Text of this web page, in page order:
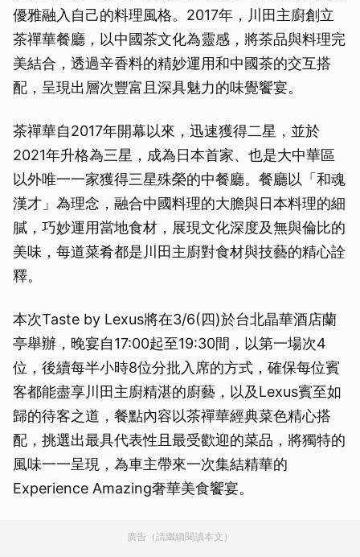
優雅融入自己的料理風格。2017年，川田主廚創立
茶禪華餐廳，以中國茶文化為靈感，將茶品與料理完
美結合，透過辛香料的精妙運用和中國茶的交互搭
配，呈現出層次豐富且深具魅力的味覺饗宴。
茶禪華自2017年開幕以來，迅速獲得二星，並於
2021年升格為三星，成為日本首家、也是大中華區
以外唯一一家獲得三星殊榮的中餐廳。餐廳以「和魂
漢才」為理念，融合中國料理的大膽與日本料理的細
膩，巧妙運用當地食材，展現文化深度及無與倫比的
美味，每道菜肴都是川田主廚對食材與技藝的精心詮
釋。
本次Taste by Lexus將在3/6(四)於台北晶華酒店蘭
亭舉辦，晚宴自17:00起至19:30間，以第一場次4
位，後續每半小時8位分批入席的方式，確保每位賓
客都能盡享川田主廚精湛的廚藝，以及Lexus賓至如
歸的待客之道，餐點內容以茶禪華經典菜色精心搭
配，挑選出最具代表性且最受歡迎的菜品，將獨特的
風味一一呈現，為車主帶來一次集結精華的
Experience Amazing奢華美食饗宴。
廣告（請繼續閱讀本文）